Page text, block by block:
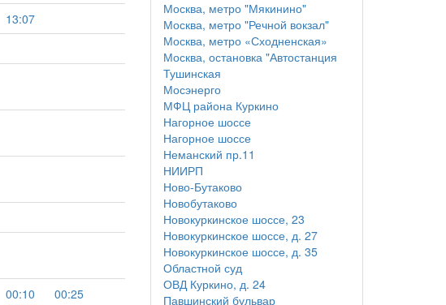
13:07
00:10
00:25
Москва, метро "Мякинино"
Москва, метро "Речной вокзал"
Москва, метро «Сходненская»
Москва, остановка "Автостанция
Тушинская
Мосэнерго
МФЦ района Куркино
Нагорное шоссе
Нагорное шоссе
Неманский пр.11
НИИРП
Ново-Бутаково
Новобутаково
Новокуркинское шоссе, 23
Новокуркинское шоссе, д. 27
Новокуркинское шоссе, д. 35
Областной суд
ОВД Куркино, д. 24
Павшинский бульвар